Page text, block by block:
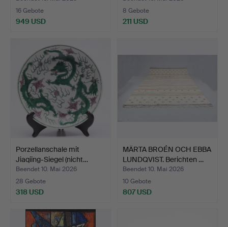
16 Gebote
949 USD
8 Gebote
211 USD
Porzellanschale mit
Jiaqiing-Siegel (nicht…
Beendet 10. Mai 2026
28 Gebote
318 USD
MÄRTA BROÉN OCH EBBA
LUNDQVIST. Berichten …
Beendet 10. Mai 2026
10 Gebote
807 USD